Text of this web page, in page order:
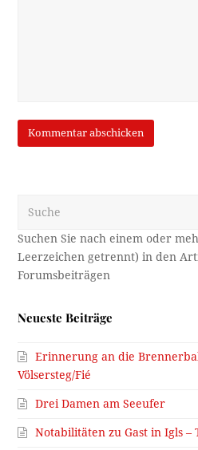
Neueste Beiträge
Erinnerung an die
Völsersteg/Fié
Drei Damen am Seeufer
Notabilitäten zu Gast in Igls –